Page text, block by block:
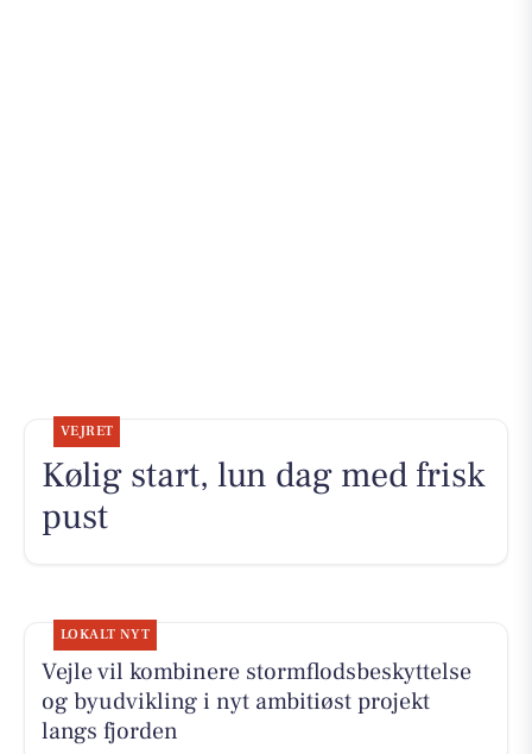
VEJRET
Kølig start, lun dag med frisk
pust
LOKALT NYT
Vejle vil kombinere stormflodsbeskyttelse
og byudvikling i nyt ambitiøst projekt
langs fjorden